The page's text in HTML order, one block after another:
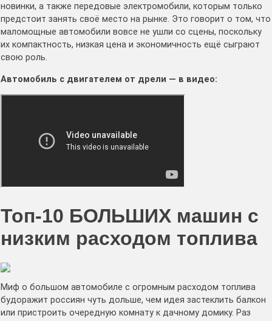
новинки, а также передовые электромобили, которым только
предстоит занять своё место на рынке. Это говорит о том, что
маломощные автомобили вовсе не ушли со сцены, поскольку
их компактность, низкая цена и экономичность ещё сыграют
свою роль.
Автомобиль с двигателем от дрели — в видео:
Топ-10 БОЛЬШИХ машин с
низким расходом топлива
Миф о большом автомобиле с огромным расходом топлива
будоражит россиян чуть дольше, чем идея застеклить балкон
или пристроить очередную комнату к дачному домику. Раз